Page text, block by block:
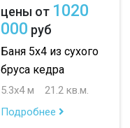
цены от 1020
000 руб
Баня 5х4 из сухого
бруса кедра
5.3х4 м
21.2 кв.м.
Подробнее